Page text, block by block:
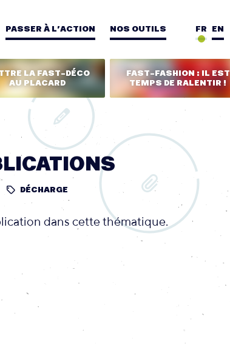
PASSER À L’ACTION NOS OUTILS EN
FR
LA FAST-DÉCO
AU PLACARD
FAST-FASHION : IL EST
TEMPS DE RALENTIR !
DÉCHARGE
dans cette thématique.